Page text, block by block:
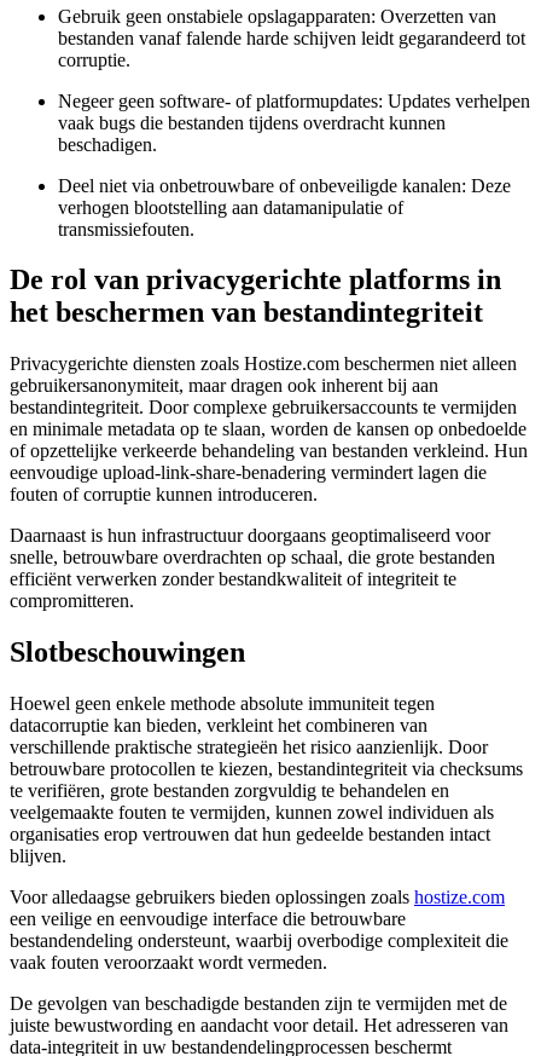
Gebruik geen onstabiele opslagapparaten: Overzetten van
bestanden vanaf falende harde schijven leidt gegarandeerd tot
corruptie.
Negeer geen software- of platformupdates: Updates verhelpen
vaak bugs die bestanden tijdens overdracht kunnen
beschadigen.
Deel niet via onbetrouwbare of onbeveiligde kanalen: Deze
verhogen blootstelling aan datamanipulatie of
transmissiefouten.
De rol van privacygerichte platforms in
het beschermen van bestandintegriteit
Privacygerichte diensten zoals Hostize.com beschermen niet alleen
gebruikersanonymiteit, maar dragen ook inherent bij aan
bestandintegriteit. Door complexe gebruikersaccounts te vermijden
en minimale metadata op te slaan, worden de kansen op onbedoelde
of opzettelijke verkeerde behandeling van bestanden verkleind. Hun
eenvoudige upload-link-share-benadering vermindert lagen die
fouten of corruptie kunnen introduceren.
Daarnaast is hun infrastructuur doorgaans geoptimaliseerd voor
snelle, betrouwbare overdrachten op schaal, die grote bestanden
efficiënt verwerken zonder bestandkwaliteit of integriteit te
compromitteren.
Slotbeschouwingen
Hoewel geen enkele methode absolute immuniteit tegen
datacorruptie kan bieden, verkleint het combineren van
verschillende praktische strategieën het risico aanzienlijk. Door
betrouwbare protocollen te kiezen, bestandintegriteit via checksums
te verifiëren, grote bestanden zorgvuldig te behandelen en
veelgemaakte fouten te vermijden, kunnen zowel individuen als
organisaties erop vertrouwen dat hun gedeelde bestanden intact
blijven.
Voor alledaagse gebruikers bieden oplossingen zoals hostize.com
een veilige en eenvoudige interface die betrouwbare
bestandendeling ondersteunt, waarbij overbodige complexiteit die
vaak fouten veroorzaakt wordt vermeden.
De gevolgen van beschadigde bestanden zijn te vermijden met de
juiste bewustwording en aandacht voor detail. Het adresseren van
data-integriteit in uw bestandendelingprocessen beschermt